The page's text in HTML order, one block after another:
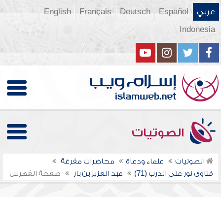
عربي Español
Deutsch
Français
English
Indonesia
الصوتيات
الصوتيات علماء ودعاة
محاضرات مفرغة
فتاوى نور على الدرب (71)
عبد العزيز بن باز صفحة الفهرس